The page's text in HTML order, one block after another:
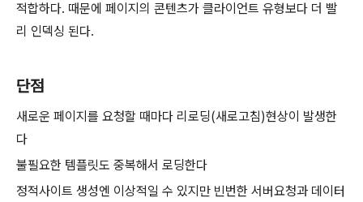
적합하다. 때문에 페이지의 콘텐츠가 클라이언트 유형보다 더 빨
리 인덱싱 된다.
단점
새로운 페이지를 요청할 때마다 리로딩(새로고침)현상이 발생한
다
불필요한 템플릿도 중복해서 로딩한다
정적사이트 생성엔 이상적일 수 있지만 빈번한 서버요청과 데이터